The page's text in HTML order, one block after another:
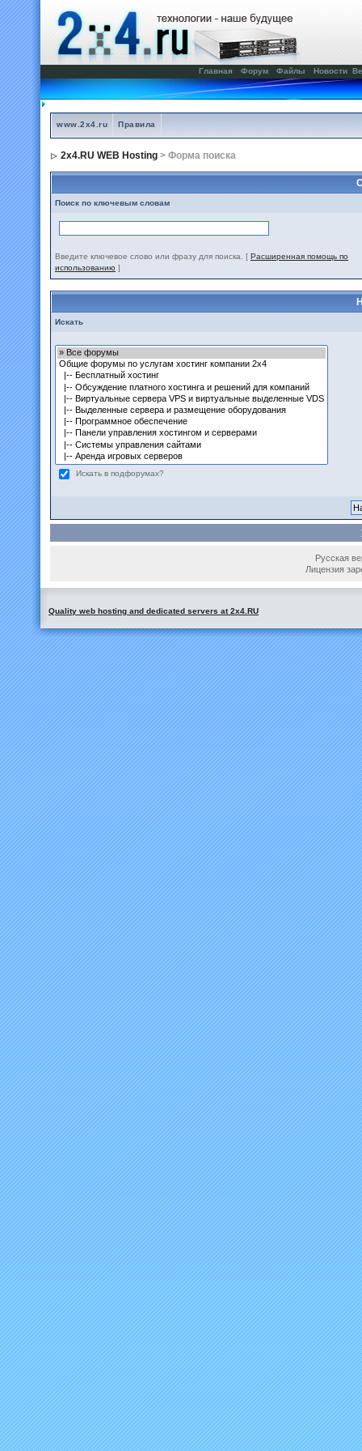
Главная Форум Файлы Новости
www.2x4.ru Правила
2x4.RU WEB Hosting > Форма поиска
Поиск по ключевым словам
Введите ключевое слово или фразу для поиска. [ Расширенная помощь по
использованию ]
Искать
Искать в подфорумах?
Русская
Лицензия
Quality web hosting and dedicated servers at 2x4.RU